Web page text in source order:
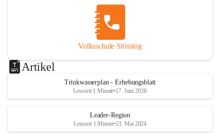
Volksschule Stössing
Artikel
Trinkwasserplan - Erhebungsblatt
Lesezeit 1 Minute•17. Juni 2026
Leader-Region
Lesezeit 1 Minute•21. Mai 2024